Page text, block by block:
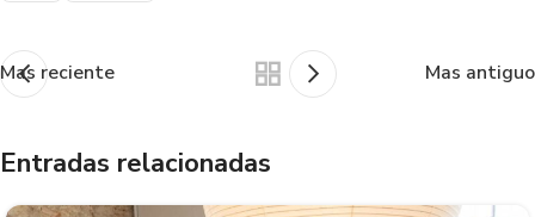
Mas reciente Mas antiguo
Entradas relacionadas